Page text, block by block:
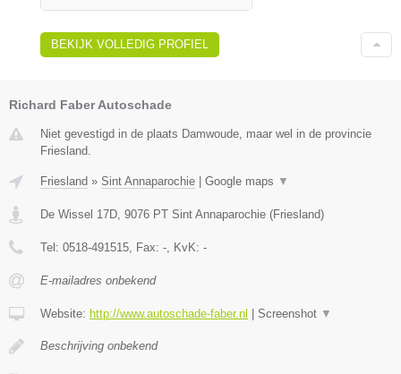
BEKIJK VOLLEDIG PROFIEL
Richard Faber Autoschade
Niet gevestigd in de plaats Damwoude, maar wel in de provincie
Friesland.
Friesland » Sint Annaparochie | Google maps ▼
De Wissel 17D 9076 PT Sint Annaparochie (Friesland)
Tel: 0518-491515 , Fax: - , KvK: -
E-mailadres onbekend
Website: http://www.autoschade-faber.nl | Screenshot ▼
Beschrijving onbekend